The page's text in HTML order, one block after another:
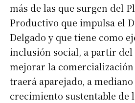
más de las que surgen del
Productivo que impulsa el
Delgado y que tiene como
inclusión social, a partir del
mejorar la comercialización
traerá aparejado, a mediano
crecimiento sustentable de